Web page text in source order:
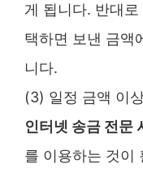
게 됩니다. 반대로
택하면 보낸 금액
니다.
(3) 일정 금액 이
인터넷 송금 전문
를 이용하는 것이